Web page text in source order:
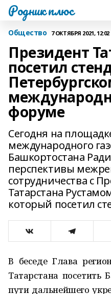
Родник плюс
Общество 7 ОКТЯБРЯ 2021, 12:02
Президент
посетил
форуме
Сегодня на
международного
Башкортостана
перспективы
сотрудничества с
Татарстана
который посетил
В беседе Глава
Татарстана посетить
пути дальнейшего